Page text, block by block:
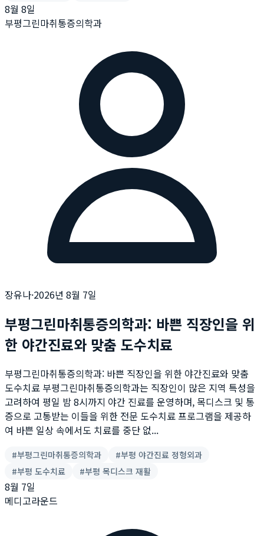
8월 8일
부평그린마취통증의학과
장유나·2026년 8월 7일
부평그린마취통증의학과: 바쁜 직장인을 위
한 야간진료와 맞춤 도수치료
부평그린마취통증의학과: 바쁜 직장인을 위한 야간진료와 맞춤
도수치료 부평그린마취통증의학과는 직장인이 많은 지역 특성을
고려하여 평일 밤 8시까지 야간 진료를 운영하며, 목디스크 및 통
증으로 고통받는 이들을 위한 전문 도수치료 프로그램을 제공하
여 바쁜 일상 속에서도 치료를 중단 없...
#부평그린마취통증의학과 #부평 야간진료 정형외과
#부평 도수치료 #부평 목디스크 재활
8월 7일
메디고라운드